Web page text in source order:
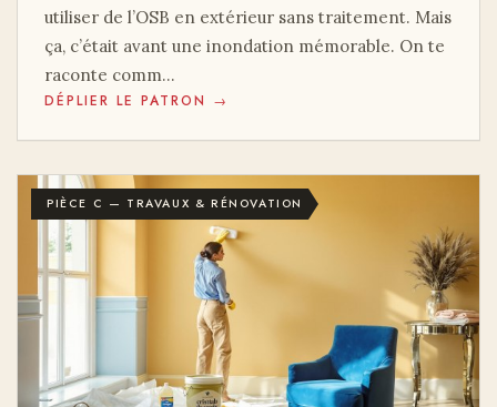
utiliser de l’OSB en extérieur sans traitement. Mais
ça, c’était avant une inondation mémorable. On te
raconte comm…
DÉPLIER LE PATRON →
PIÈCE C — TRAVAUX & RÉNOVATION